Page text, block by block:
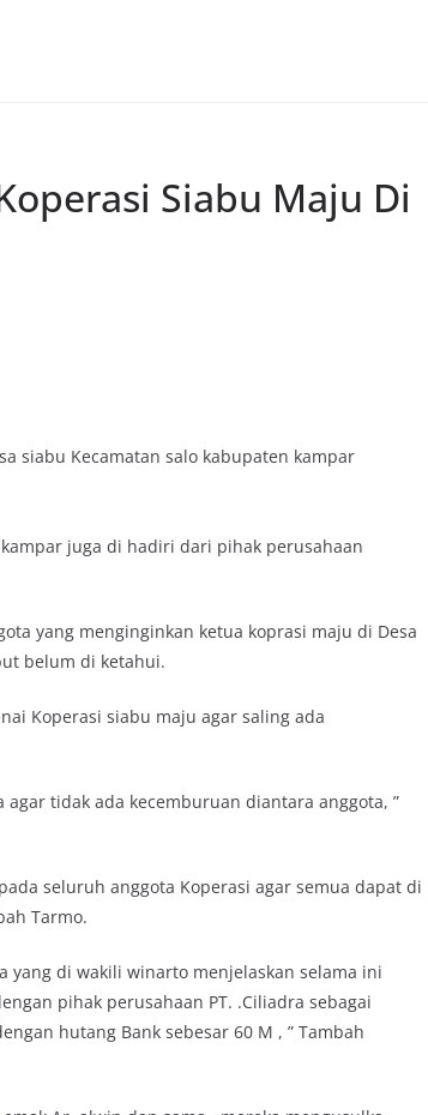
Siabu Maju Di
siabu Kecamatan salo kabupaten kampar
juga di hadiri dari pihak perusahaan
yang menginginkan ketua koprasi maju di Desa
belum di ketahui.
Koperasi siabu maju agar saling ada
tidak ada kecemburuan diantara anggota, ”
seluruh anggota Koperasi agar semua dapat di
Tarmo.
yang di wakili winarto menjelaskan selama ini
pihak perusahaan PT. .Ciliadra sebagai
hutang Bank sebesar 60 M , ” Tambah